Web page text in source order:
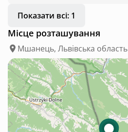
Показати всі: 1
Місце розташування
Мшанець, Львівська область